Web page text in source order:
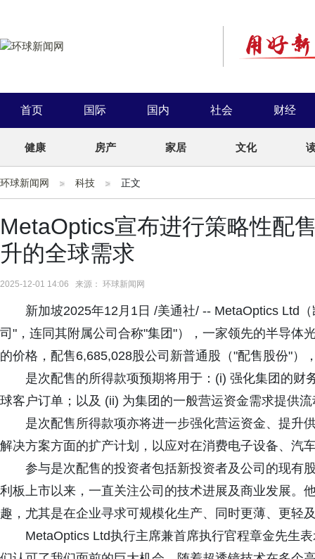
首页 国际 国内 社会 财经
健康 房产 家居 文化
环球新闻网 科技 正文
MetaOptics宣布进行策略性配
升的全球需求
2025-12-01 14:06 来源： 环球新闻网
新加坡2025年12月1日 /美通社/ -- MetaOptics Ltd
司"，连同其附属公司合称"集团"），一家领先的半导体
的价格，配售6,685,028股公司新普通股（"配售股份"）
是次配售的所得款项预期将用于：(i) 强化集团的
球客户订单；以及 (ii) 为集团的一般营运资金需求提供
是次配售所得款项亦将进一步强化营运资金、提升
解决方案方面的扩产计划，以应对在消费电子设备、汽
参与是次配售的投资者包括新投资者及公司的现有
利板上市以来，一直关注公司的技术进展及商业发展。
趣，尤其是在企业寻求可规模化生产、同时更薄、更轻
MetaOptics Ltd执行主席兼首席执行官程章金先生